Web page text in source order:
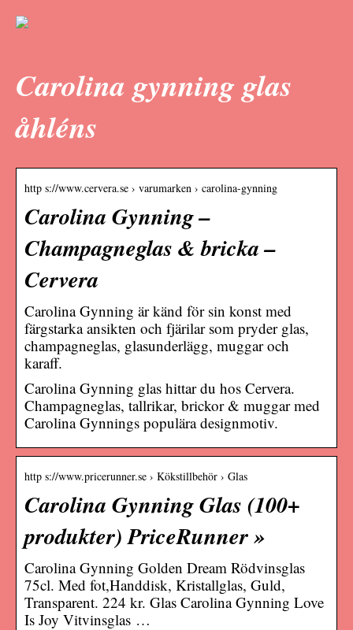
Carolina gynning glas
åhléns
http s://www.cervera.se › varumarken › carolina-gynning
Carolina Gynning –
Champagneglas & bricka –
Cervera
Carolina Gynning är känd för sin konst med
färgstarka ansikten och fjärilar som pryder glas,
champagneglas, glasunderlägg, muggar och
karaff.
Carolina Gynning glas hittar du hos Cervera.
Champagneglas, tallrikar, brickor & muggar med
Carolina Gynnings populära designmotiv.
http s://www.pricerunner.se › Kökstillbehör › Glas
Carolina Gynning Glas (100+
produkter) PriceRunner »
Carolina Gynning Golden Dream Rödvinsglas
75cl. Med fot,Handdisk, Kristallglas, Guld,
Transparent. 224 kr. Glas Carolina Gynning Love
Is Joy Vitvinsglas …